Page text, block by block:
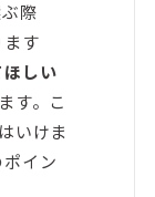
際
す
しい
す。こ
いけま
イン